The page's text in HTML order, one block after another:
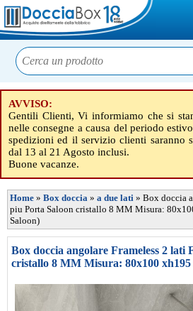
AVVISO:
Gentili Clienti, Vi informiamo che si
nelle consegne a causa del periodo
spedizioni ed il servizio clienti saranno
dal 13 al 21 Agosto inclusi.
Buone vacanze.
Home » Box doccia » a due lati » Box doccia
piu Porta Saloon cristallo 8 MM Misura:
Saloon)
Box doccia angolare Frameless 2 lati
cristallo 8 MM Misura: 80x100 xh195